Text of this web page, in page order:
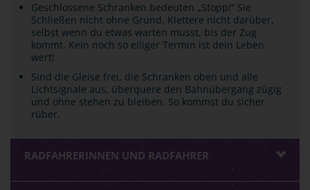
Geschlossene Schranken bedeuten „Stopp!“ Sie
Schließen nicht ohne Grund. Klettere nicht darüber,
selbst wenn du etwas warten musst, bis der Zug
kommt. Kein noch so eiliger Termin ist dein Leben
wert!
Sind die Gleise frei, die Schranken oben und alle
Lichtsignale aus, überquere den Bahnübergang zügig
und ohne stehen zu bleiben. So kommst du sicher
rüber.
RADFAHRERINNEN UND RADFAHRER